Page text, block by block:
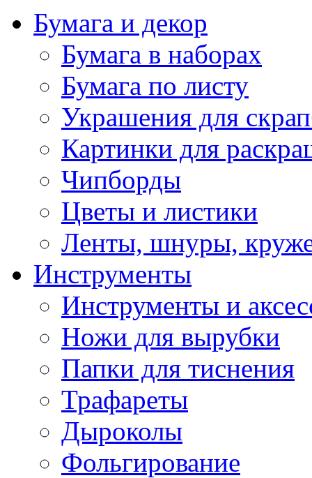
Бумага и декор
Бумага в наборах
Бумага по листу
Украшения для
Картинки для
Чипборды
Цветы и листики
Ленты, шнуры,
Инструменты
Инструменты и
Ножи для вырубки
Папки для тиснения
Трафареты
Дыроколы
Фольгирование